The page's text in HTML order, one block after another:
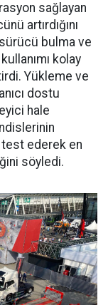
sağlayan
artırdığını
bulma ve
kolay
Yükleme ve
dostu
hale
test ede­rek en
söyledi.